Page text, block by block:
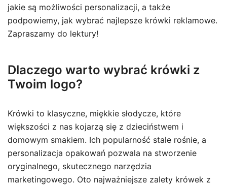
jakie są możliwości personalizacji, a także
podpowiemy, jak wybrać najlepsze krówki reklamowe.
Zapraszamy do lektury!
Dlaczego warto wybrać krówki z
Twoim logo?
Krówki to klasyczne, miękkie słodycze, które
większości z nas kojarzą się z dzieciństwem i
domowym smakiem. Ich popularność stale rośnie, a
personalizacja opakowań pozwala na stworzenie
oryginalnego, skutecznego narzędzia
marketingowego. Oto najważniejsze zalety krówek z